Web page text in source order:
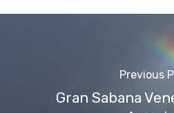
Previous
Gran Sabana